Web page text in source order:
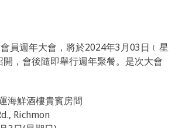
員週年大會，將於2024年3月03日﹝星
開，會後隨即舉行週年聚餐。是次大會
海鮮酒樓貴賓房間
Richmon